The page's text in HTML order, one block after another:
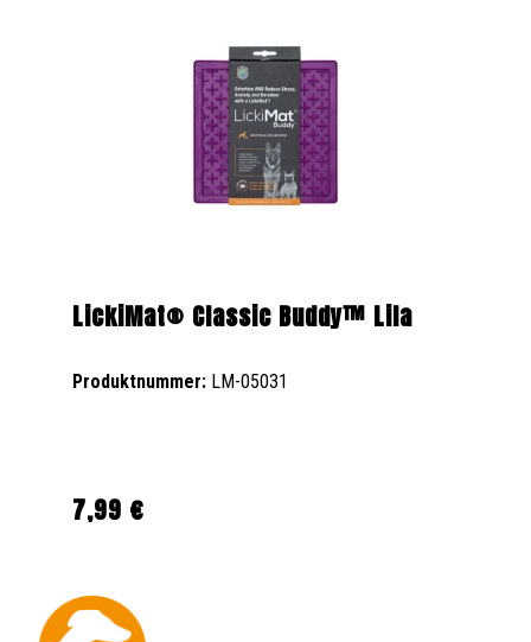
LickiMat® Classic Buddy™ Lila
Produktnummer: LM-05031
Regulärer Preis:
7,99 €